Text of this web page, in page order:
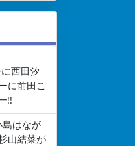
西田汐
に前田こ
島はなが
山結菜が